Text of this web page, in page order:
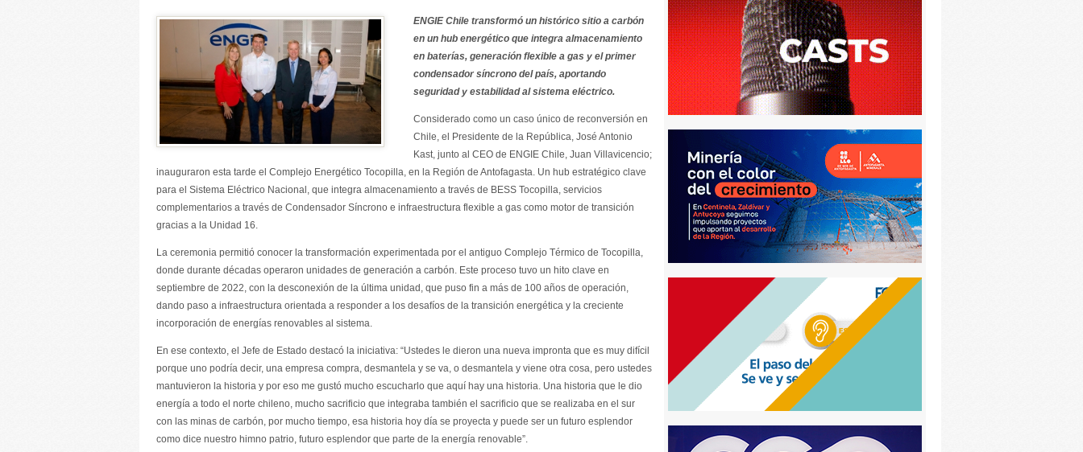
ENGIE Chile transformó un histórico sitio a carbón
en un hub energético que integra almacenamiento
en baterías, generación flexible a gas y el primer
condensador síncrono del país, aportando
seguridad y estabilidad al sistema eléctrico.
Considerado como un caso único de reconversión en
Chile, el Presidente de la República, José Antonio
Kast, junto al CEO de ENGIE Chile, Juan Villavicencio;
inauguraron esta tarde el Complejo Energético Tocopilla, en la Región de Antofagasta. Un hub estratégico clave
para el Sistema Eléctrico Nacional, que integra almacenamiento a través de BESS Tocopilla, servicios
complementarios a través de Condensador Síncrono e infraestructura flexible a gas como motor de transición
gracias a la Unidad 16.
La ceremonia permitió conocer la transformación experimentada por el antiguo Complejo Térmico de Tocopilla,
donde durante décadas operaron unidades de generación a carbón. Este proceso tuvo un hito clave en
septiembre de 2022, con la desconexión de la última unidad, que puso fin a más de 100 años de operación,
dando paso a infraestructura orientada a responder a los desafíos de la transición energética y la creciente
incorporación de energías renovables al sistema.
En ese contexto, el Jefe de Estado destacó la iniciativa: “Ustedes le dieron una nueva impronta que es muy difícil
porque uno podría decir, una empresa compra, desmantela y se va, o desmantela y viene otra cosa, pero ustedes
mantuvieron la historia y por eso me gustó mucho escucharlo que aquí hay una historia. Una historia que le dio
energía a todo el norte chileno, mucho sacrificio que integraba también el sacrificio que se realizaba en el sur
con las minas de carbón, por mucho tiempo, esa historia hoy día se proyecta y puede ser un futuro esplendor
como dice nuestro himno patrio, futuro esplendor que parte de la energía renovable”.